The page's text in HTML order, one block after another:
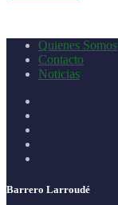
Quienes Somos
Contacto
Noticias
Barrero Larroudé